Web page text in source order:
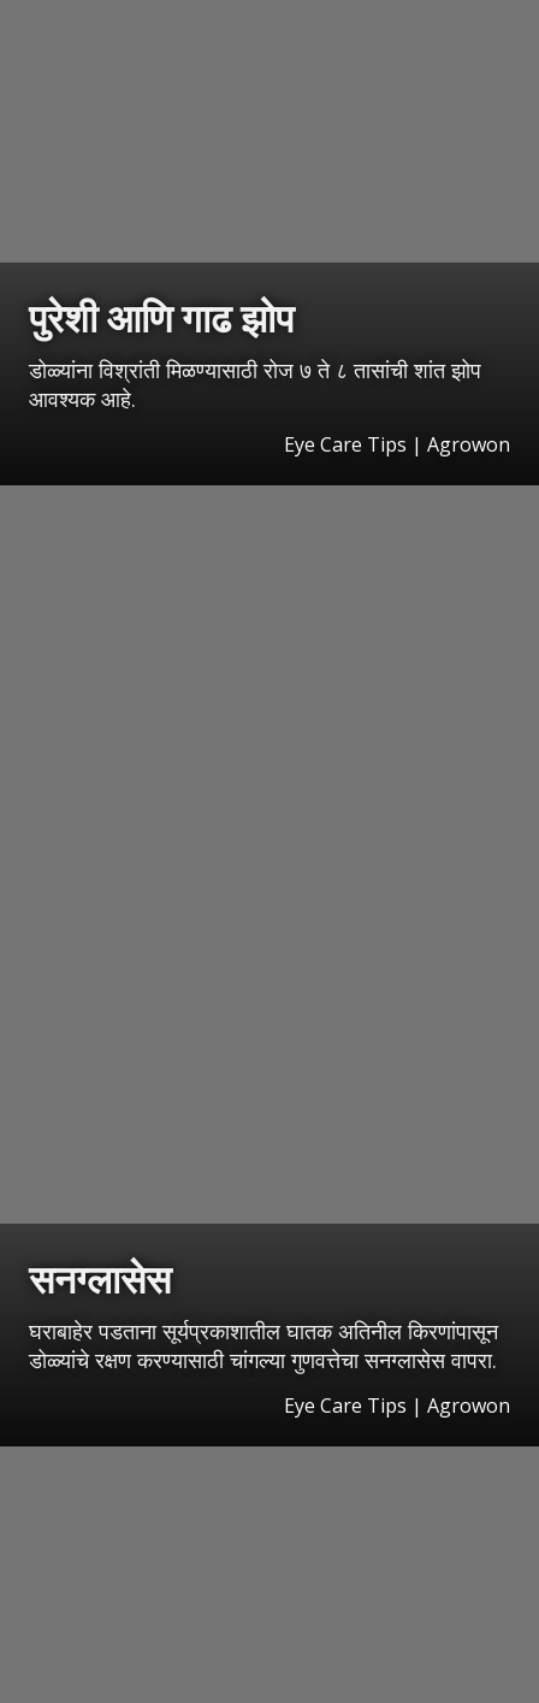
पुरेशी आणि गाढ झोप
डोळ्यांना विश्रांती मिळण्यासाठी रोज ७ ते ८ तासांची शांत झोप
आवश्यक आहे.
Eye Care Tips | Agrowon
सनग्लासेस
घराबाहेर पडताना सूर्यप्रकाशातील घातक अतिनील किरणांपासून
डोळ्यांचे रक्षण करण्यासाठी चांगल्या गुणवत्तेचा सनग्लासेस वापरा.
Eye Care Tips | Agrowon